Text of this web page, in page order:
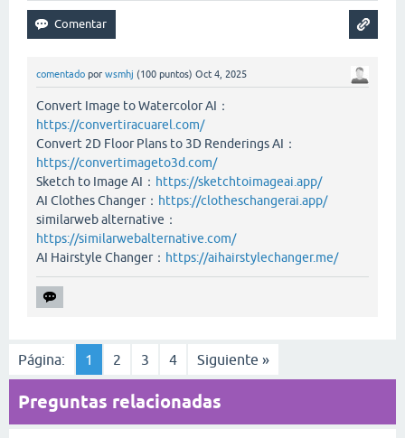
comentado por wsmhj (100 puntos) Oct 4, 2025
Convert Image to Watercolor AI：
https://convertiracuarel.com/
Convert 2D Floor Plans to 3D Renderings AI：
https://convertimageto3d.com/
Sketch to Image AI： https://sketchtoimageai.app/
AI Clothes Changer： https://clotheschangerai.app/
similarweb alternative：
https://similarwebalternative.com/
AI Hairstyle Changer： https://aihairstylechanger.me/
Página: 1 2 3 4 Siguiente »
Preguntas relacionadas